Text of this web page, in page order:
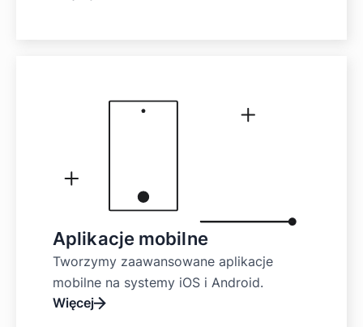
Aplikacje mobilne
Tworzymy zaawansowane aplikacje
mobilne na systemy iOS i Android.
Więcej